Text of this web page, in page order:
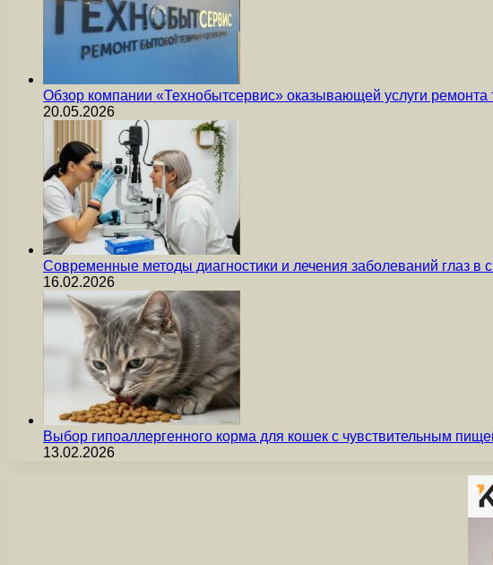
Обзор компании «Технобытсервис» оказывающей услуги ремонта
20.05.2026
Современные методы диагностики и лечения заболеваний глаз в
16.02.2026
Выбор гипоаллергенного корма для кошек с чувствительным
13.02.2026